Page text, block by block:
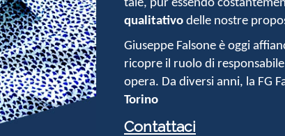
tale, pur essendo
qualitativo delle nostre
Giuseppe Falsone è oggi
ricopre il ruolo di
opera. Da diversi anni, la FG
Torino
Contattaci